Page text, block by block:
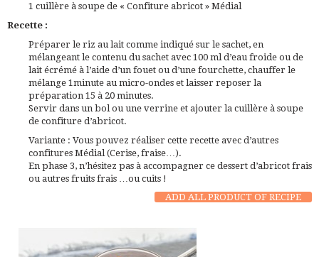
1 cuillère à soupe de « Confiture abricot » Médial
Recette :
Préparer le riz au lait comme indiqué sur le sachet, en
mélangeant le contenu du sachet avec 100 ml d’eau froide ou de
lait écrémé à l’aide d’un fouet ou d’une fourchette, chauffer le
mélange 1minute au micro-ondes et laisser reposer la
préparation 15 à 20 minutes.
Servir dans un bol ou une verrine et ajouter la cuillère à soupe
de confiture d’abricot.
Variante : Vous pouvez réaliser cette recette avec d’autres
confitures Médial (Cerise, fraise…).
En phase 3, n’hésitez pas à accompagner ce dessert d’abricot frais
ou autres fruits frais …ou cuits !
ADD ALL PRODUCT OF RECIPE